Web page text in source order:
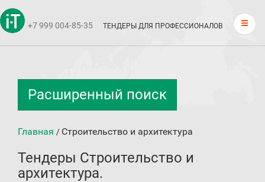
+7 999 004-85-35 ТЕНДЕРЫ ДЛЯ ПРОФЕССИОНАЛОВ
Расширенный поиск
Главная / Строительство и архитектура
Тендеры Строительство и
архитектура.